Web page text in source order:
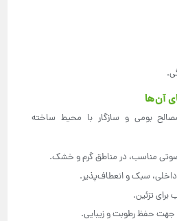
آن‌ها
بومی و سازگار با محیط ساخته
صوتی مناسب، در مناطق گرم و خشک.
سبک و انعطاف‌پذیر.
برای تزئین.
جهت حفظ رطوبت و زیبایی.